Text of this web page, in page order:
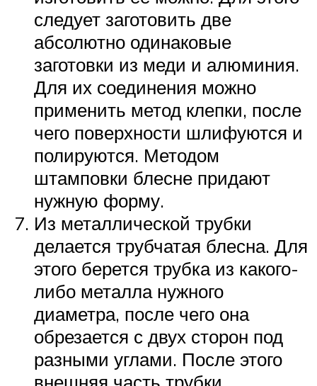
следует заготовить две
абсолютно одинаковые
заготовки из меди и алюминия.
Для их соединения можно
применить метод клепки, после
чего поверхности шлифуются и
полируются. Методом
штамповки блесне придают
нужную форму.
Из металлической трубки
делается трубчатая блесна. Для
этого берется трубка из какого-
либо металла нужного
диаметра, после чего она
обрезается с двух сторон под
разными углами. После этого